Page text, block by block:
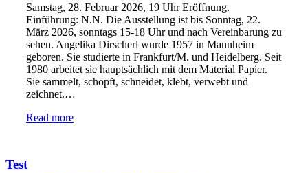
Samstag, 28. Februar 2026, 19 Uhr Eröffnung.
Einführung: N.N. Die Ausstellung ist bis Sonntag, 22.
März 2026, sonntags 15-18 Uhr und nach Vereinbarung zu
sehen. Angelika Dirscherl wurde 1957 in Mannheim
geboren. Sie studierte in Frankfurt/M. und Heidelberg. Seit
1980 arbeitet sie hauptsächlich mit dem Material Papier.
Sie sammelt, schöpft, schneidet, klebt, verwebt und
zeichnet.…
Read more
Test